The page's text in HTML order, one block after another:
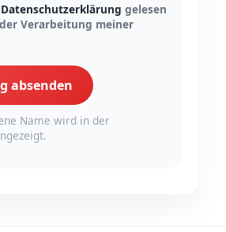
Datenschutzerklärung gelesen
Verarbeitung meiner
absenden
Name wird in der